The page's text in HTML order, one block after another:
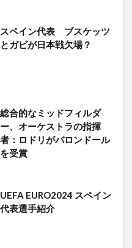
スペイン代表 ブスケッツ
とガビが日本戦欠場？
総合的なミッドフィルダ
ー、オーケストラの指揮
者：ロドリがバロンドール
を受賞
UEFA EURO2024 スペイン
代表選手紹介